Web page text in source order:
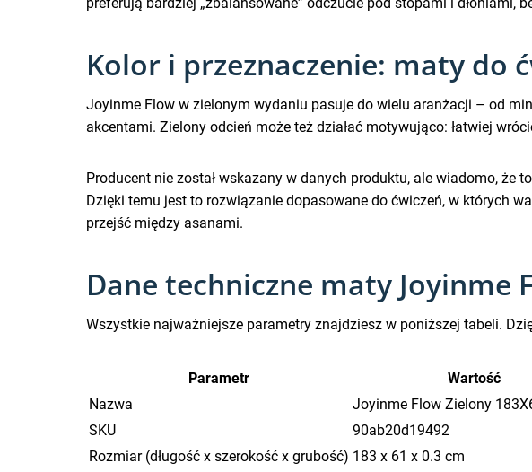
Kolor i przeznaczenie: maty do
Joyinme Flow w zielonym wydaniu pasuje do wielu aranżacji – od
akcentami. Zielony odcień może też działać motywująco: łatwiej
Producent nie został wskazany w danych produktu, ale wiadomo, że to
Dzięki temu jest to rozwiązanie dopasowane do ćwiczeń, w których
przejść między asanami.
Dane techniczne maty Joyinme
Wszystkie najważniejsze parametry znajdziesz w poniższej tabeli.
Parametr
Wartość
Nazwa
Joyinme Flow Zielony
SKU
90ab20d19492
Rozmiar (długość x szerokość x grubość) 183 x 61 x 0.3 cm